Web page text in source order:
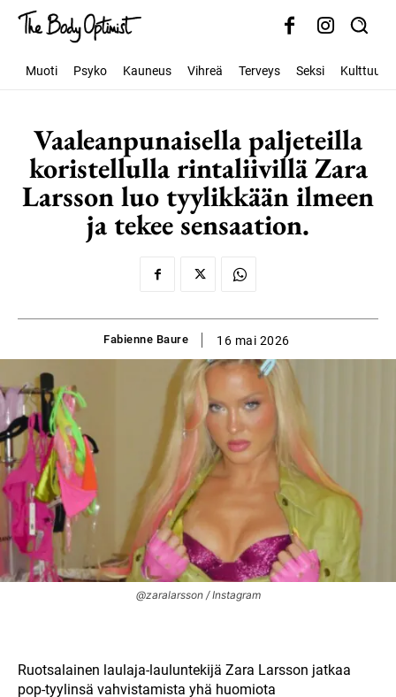
Muoti Psyko Kauneus Vihreä Terveys Seksi Kulttuuri
Vaaleanpunaisella paljeteilla
koristellulla rintaliivillä Zara
Larsson luo tyylikkään ilmeen
ja tekee sensaation.
Fabienne Baure 16 mai 2026
@zaralarsson / Instagram
Ruotsalainen laulaja-lauluntekijä Zara Larsson jatkaa
pop-tyylinsä vahvistamista yhä huomiota